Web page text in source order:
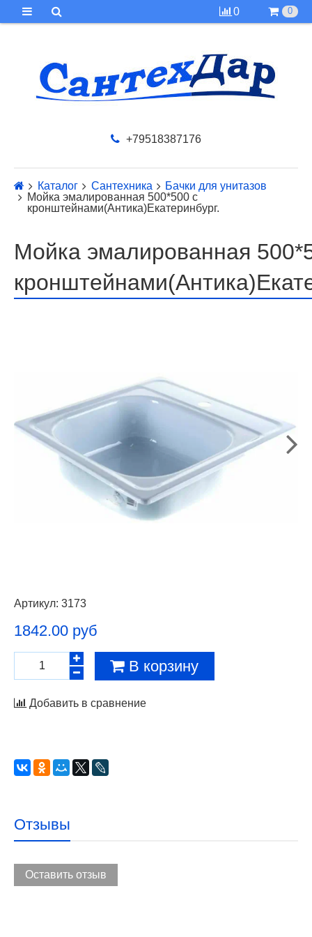
0 0
+79518387176
Каталог Сантехника
Бачки для унитазов
Мойка эмалированная 500*500 с
кронштейнами(Антика)Екатеринбург.
Мойка эмалированная
Артикул: 3173
1842.00 руб
В корзину
Добавить в сравнение
Отзывы
Оставить отзыв